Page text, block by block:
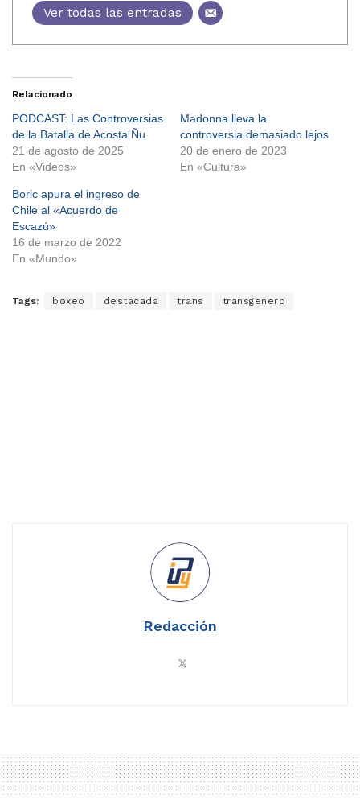
Ver todas las entradas
Relacionado
PODCAST: Las Controversias
de la Batalla de Acosta Ñu
21 de agosto de 2025
En «Videos»
Madonna lleva la
controversia demasiado lejos
20 de enero de 2023
En «Cultura»
Boric apura el ingreso de
Chile al «Acuerdo de
Escazú»
16 de marzo de 2022
En «Mundo»
Tags: boxeo destacada trans transgenero
Redacción